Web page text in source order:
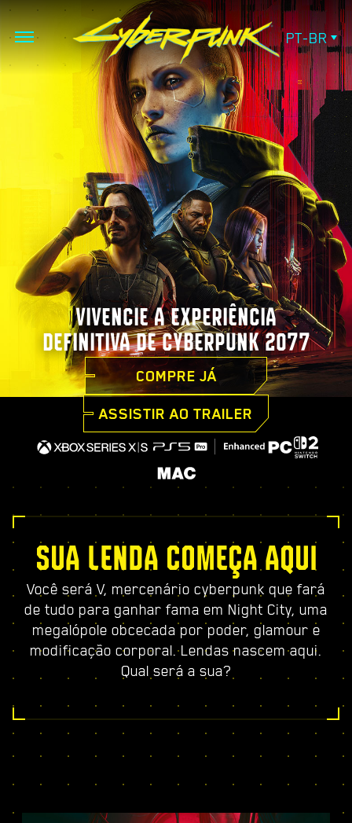
PT-BR
VIVENCIE A EXPERIÊNCIA
DEFINITIVA DE CYBERPUNK 2077
COMPRE JÁ
ASSISTIR AO TRAILER
SUA LENDA COMEÇA AQUI
Você será V, mercenário cyberpunk que fará
de tudo para ganhar fama em Night City, uma
megalópole obcecada por poder, glamour e
modificação corporal. Lendas nascem aqui.
Qual será a sua?